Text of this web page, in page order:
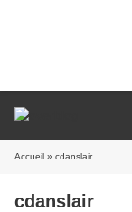
Accueil » cdanslair
cdanslair